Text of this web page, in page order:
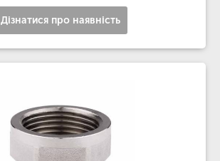
Дізнатися про наявність